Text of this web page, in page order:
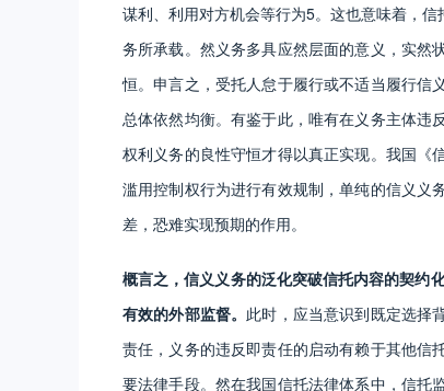
谋利、利用对方机会等行为5。这也意味着，
务所承载。然义务多具应然层面的意义，实然
恒。申言之，受托人怠于履行或不适当履行信
总体依然均衡。有鉴于此，唯有在义务主体违
权利义务的良性守恒才得以真正实现。我国《
滥用控制权行为进行有效规制，单纯的信义义
差，恐难实现预期的作用。
概言之，信义义务的泛化突破信托内容的契约
有效的外部监督。 此时，应当意识到既定选择
责任，义务的违反即责任的启动有赖于其他信
要法律手段。然在我国信托法律体系中，信托